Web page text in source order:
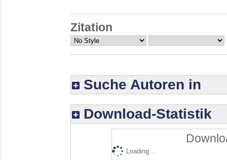
Zitation
Suche Autoren in
Download-Statistik
Loading...